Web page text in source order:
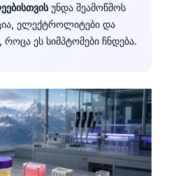
უნდა შეამოწმოს
ელექტროლიტები და
ეს სიმპტომები ჩნდება.